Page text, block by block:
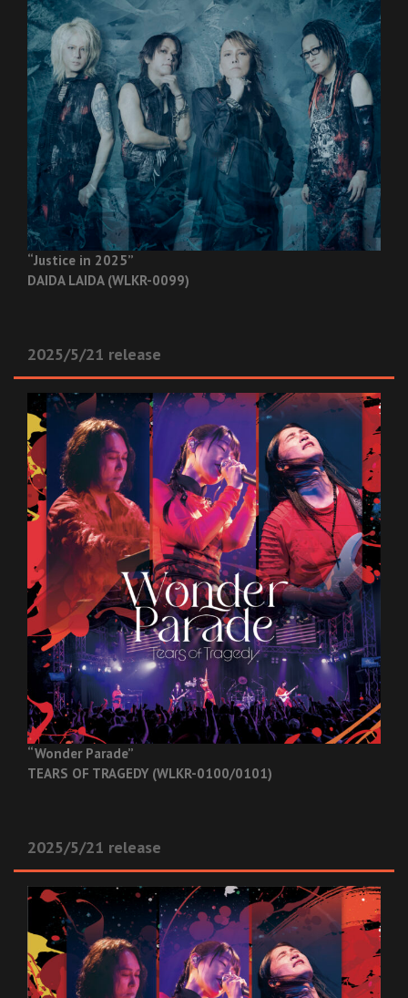
“Justice in 2025”
DAIDA LAIDA (WLKR-0099)
2025/5/21 release
“Wonder Parade”
TEARS OF TRAGEDY (WLKR-0100/0101)
2025/5/21 release